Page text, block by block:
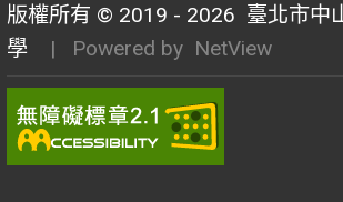
版權所有 © 2019 - 2026 臺北市中
學
| Powered by NetView